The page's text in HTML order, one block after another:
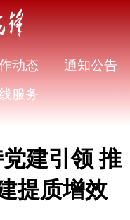
动态
通知公告
服务
建引领 推
提质增效